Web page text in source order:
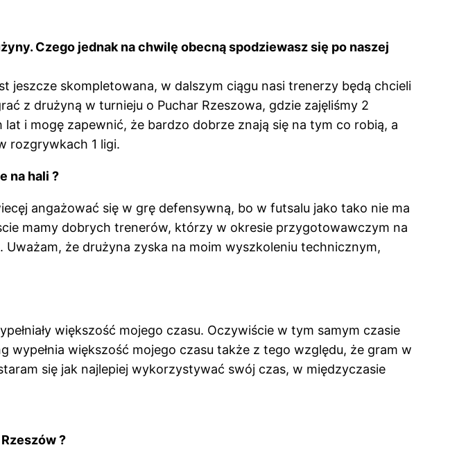
Czego jednak na chwilę obecną spodziewasz się po naszej
jeszcze skompletowana, w dalszym ciągu nasi trenerzy będą chcieli
z drużyną w turnieju o Puchar Rzeszowa, gdzie zajęliśmy 2
i mogę zapewnić, że bardzo dobrze znają się na tym co robią, a
rozgrywkach 1 ligi.
na hali ?
angażować się w grę defensywną, bo w futsalu jako tako nie ma
mamy dobrych trenerów, którzy w okresie przygotowawczym na
że drużyna zyska na moim wyszkoleniu technicznym,
większość mojego czasu. Oczywiście w tym samym czasie
wypełnia większość mojego czasu także z tego względu, że gram w
się jak najlepiej wykorzystywać swój czas, w międzyczasie
?